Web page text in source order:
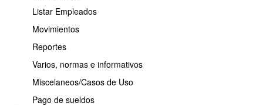
Listar Empleados
Movimientos
Reportes
Varios, normas e informativos
Miscelaneos/Casos de Uso
Pago de sueldos
Estructura del JSON
sensores en una sola solicitud.
Ejemplo